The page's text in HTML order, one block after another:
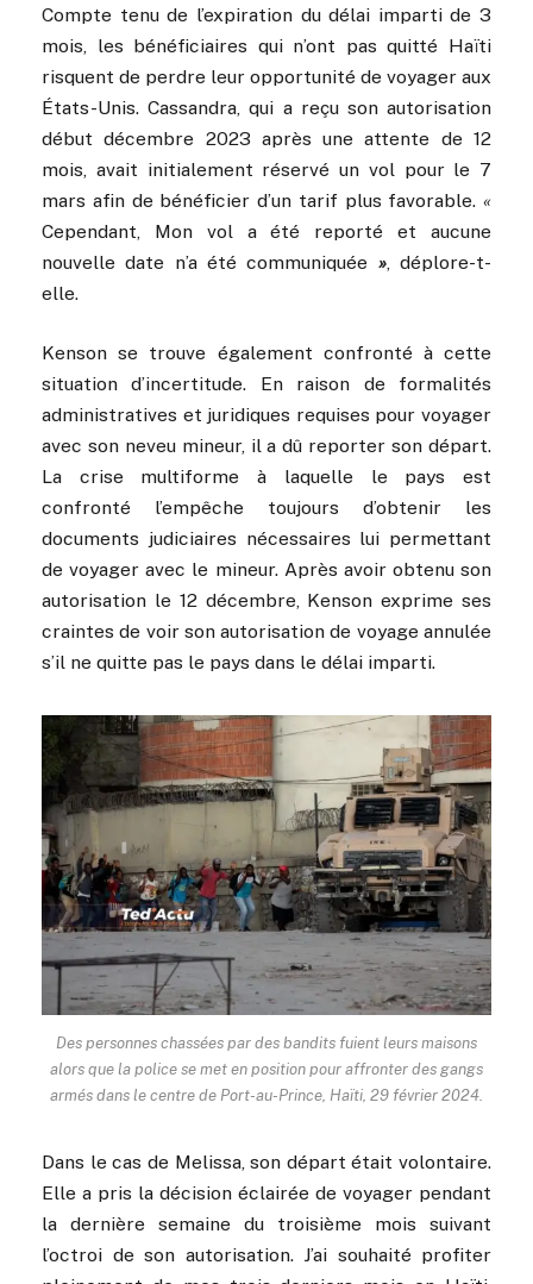
Compte tenu de l’expiration du délai imparti de 3
mois, les bénéficiaires qui n’ont pas quitté Haïti
risquent de perdre leur opportunité de voyager aux
États-Unis. Cassandra, qui a reçu son autorisation
début décembre 2023 après une attente de 12
mois, avait initialement réservé un vol pour le 7
mars afin de bénéficier d’un tarif plus favorable. «
Cependant, Mon vol a été reporté et aucune
nouvelle date n’a été communiquée », déplore-t-
elle.
Kenson se trouve également confronté à cette
situation d’incertitude. En raison de formalités
administratives et juridiques requises pour voyager
avec son neveu mineur, il a dû reporter son départ.
La crise multiforme à laquelle le pays est
confronté l’empêche toujours d’obtenir les
documents judiciaires nécessaires lui permettant
de voyager avec le mineur. Après avoir obtenu son
autorisation le 12 décembre, Kenson exprime ses
craintes de voir son autorisation de voyage annulée
s’il ne quitte pas le pays dans le délai imparti.
Des personnes chassées par des bandits fuient leurs maisons
alors que la police se met en position pour affronter des gangs
armés dans le centre de Port-au-Prince, Haïti, 29 février 2024.
Dans le cas de Melissa, son départ était volontaire.
Elle a pris la décision éclairée de voyager pendant
la dernière semaine du troisième mois suivant
l’octroi de son autorisation. J’ai souhaité profiter